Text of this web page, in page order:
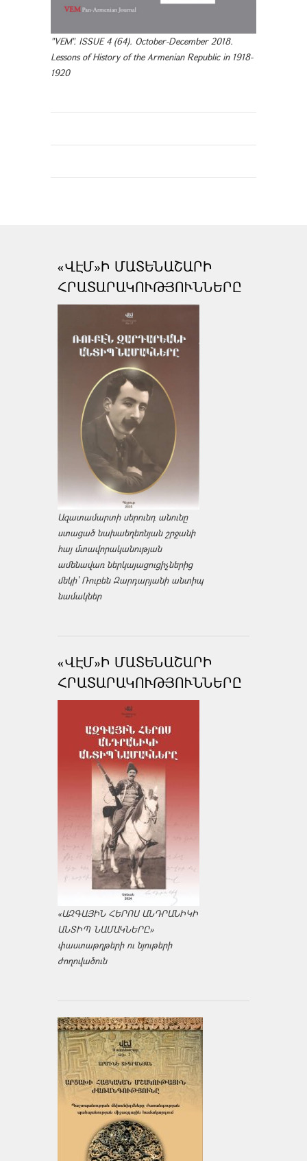
"VEM". ISSUE 4 (64). October-December 2018.
Lessons of History of the Armenian Republic in 1918-
1920
«ՎԷՄ»Ի ՄԱՏԵՆԱՇԱՐԻ
ՀՐԱՏԱՐԱԿՈՒԹՅՈՒՆՆԵՐԸ
Ազատամարտի սերունդ անունը
ստացած նախաեղեռնյան շրջանի
հայ մտավորականության
ամենավառ ներկայացուցիչներից
մեկի՝ Ռուբեն Զարդարյանի անտիպ
նամակներ
«ՎԷՄ»Ի ՄԱՏԵՆԱՇԱՐԻ
ՀՐԱՏԱՐԱԿՈՒԹՅՈՒՆՆԵՐԸ
«ԱԶԳԱՅԻՆ ՀԵՐՈՍ ԱՆԴՐԱՆԻԿԻ
ԱՆՏԻՊ ՆԱՄԱԿՆԵՐԸ»
փաստաթղթերի ու նյութերի
ժողովածուն